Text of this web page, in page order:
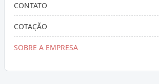
CONTATO
COTAÇÃO
SOBRE A EMPRESA